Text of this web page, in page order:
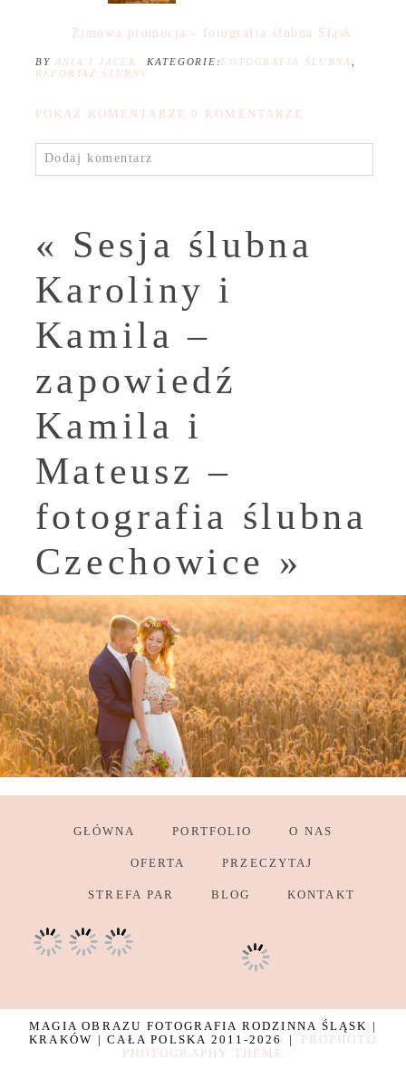
Zimowa promocja - fotografia ślubna Śląsk
BY ANIA I JACEK KATEGORIE: FOTOGRAFIA ŚLUBNA
REPORTAŻ ŚLUBNY
POKAŻ KOMENTARZE 0 KOMENTARZE
Dodaj komentarz
« Sesja ślubna
Karoliny i
Kamila –
zapowiedź
Kamila i
Mateusz –
fotografia ślubna
Czechowice »
GŁÓWNA PORTFOLIO O NAS
OFERTA PRZECZYTAJ
STREFA PAR BLOG KONTAKT
MAGIA OBRAZU FOTOGRAFIA RODZINNA ŚLĄSK |
KRAKÓW | CAŁA POLSKA 2011-2026
|
PROPHOTO
PHOTOGRAPHY THEME